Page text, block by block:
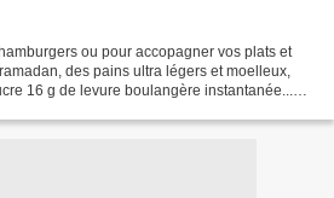
ou pour accopagner vos plats et
des pains ultra légers et moelleux,
16 g de levure boulangère instantanée...